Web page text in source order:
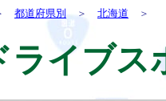
都道府県別＞ 北海道 ＞
ライブス